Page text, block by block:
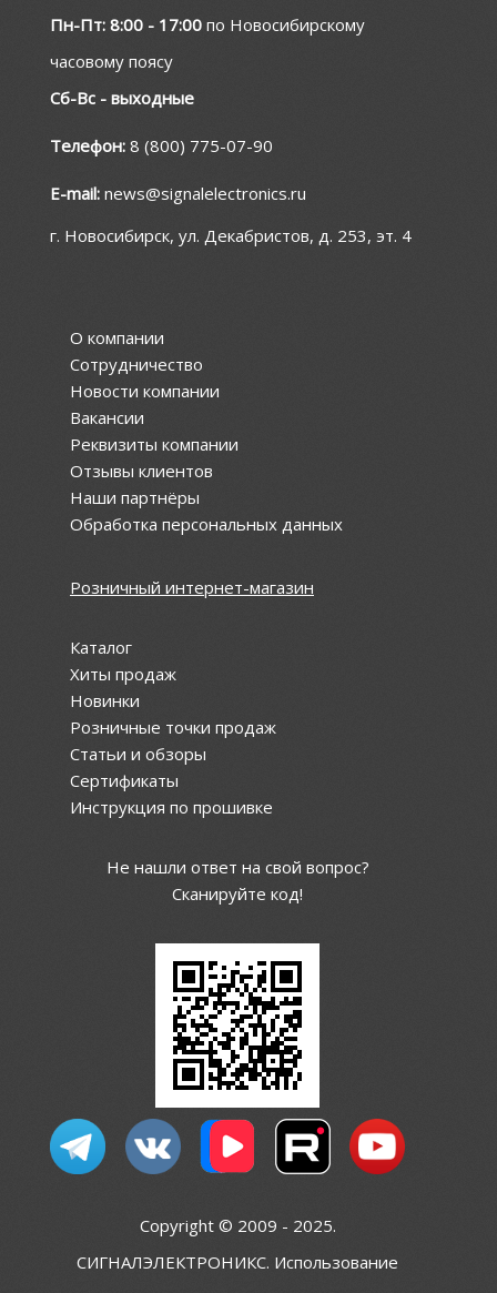
Пн-Пт: 8:00 - 17:00 по Новосибирскому
часовому поясу
Сб-Вс - выходные
Телефон: 8 (800) 775-07-90
E-mail: news@signalelectronics.ru
г. Новосибирск, ул. Декабристов, д. 253, эт. 4
О компании
Сотрудничество
Новости компании
Вакансии
Реквизиты компании
Отзывы клиентов
Наши партнёры
Обработка персональных данных
Розничный интернет-магазин
Каталог
Хиты продаж
Новинки
Розничные точки продаж
Статьи и обзоры
Сертификаты
Инструкция по прошивке
Не нашли ответ на свой вопрос?
Сканируйте код!
Copyright © 2009 - 2025.
СИГНАЛЭЛЕКТРОНИКС. Использование